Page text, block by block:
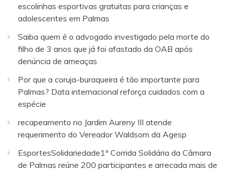
escolinhas esportivas gratuitas para crianças e
adolescentes em Palmas
Saiba quem é o advogado investigado pela morte do
filho de 3 anos que já foi afastado da OAB após
denúncia de ameaças
Por que a coruja-buraqueira é tão importante para
Palmas? Data internacional reforça cuidados com a
espécie
recapeamento no Jardim Aureny III atende
requerimento do Vereador Waldsom da Agesp
EsportesSolidariedade1ª Corrida Solidária da Câmara
de Palmas reúne 200 participantes e arrecada mais de